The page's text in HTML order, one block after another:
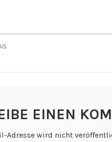
EINEN
Adresse wird nicht